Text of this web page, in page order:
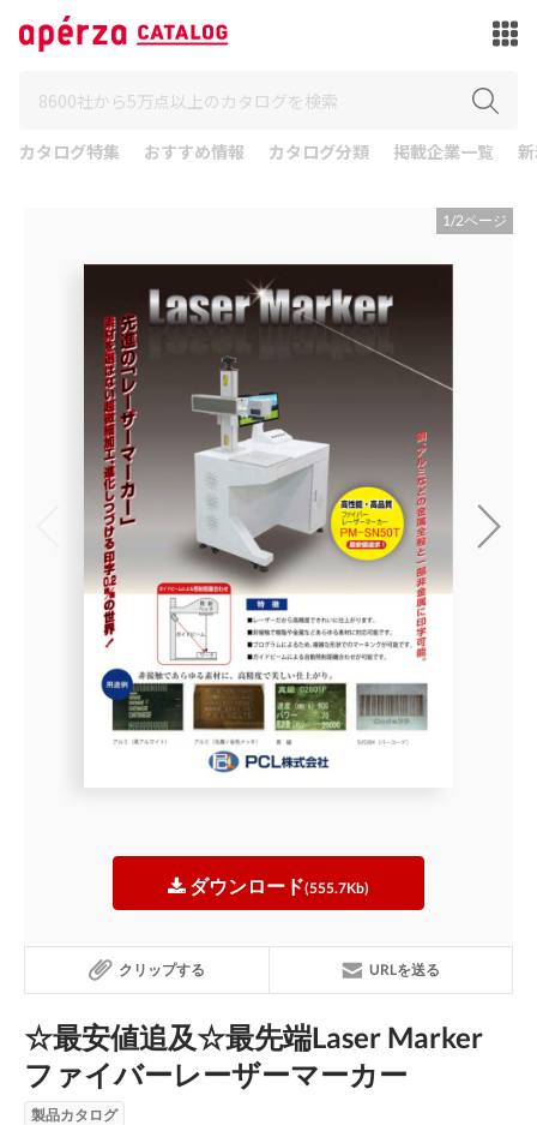
カタログ特集 おすすめ情報 カタログ分類 掲載企業一覧
1/2ページ
ダウンロード(555.7Kb)
クリップする URLを送る
☆最安値追及☆最先端Laser Marker
ファイバーレーザーマーカー
製品カタログ